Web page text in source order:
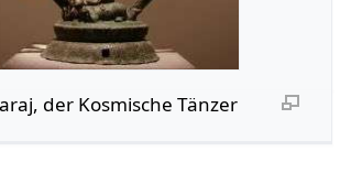
der Kosmische Tänzer